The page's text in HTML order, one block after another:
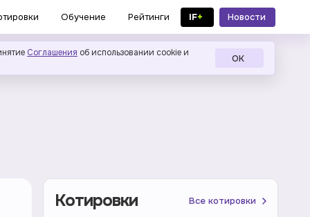
Обучение Рейтинги IF+
Новости
в MAX
Соглашения об использовании cookie и
ОК
Котировки Все котировки